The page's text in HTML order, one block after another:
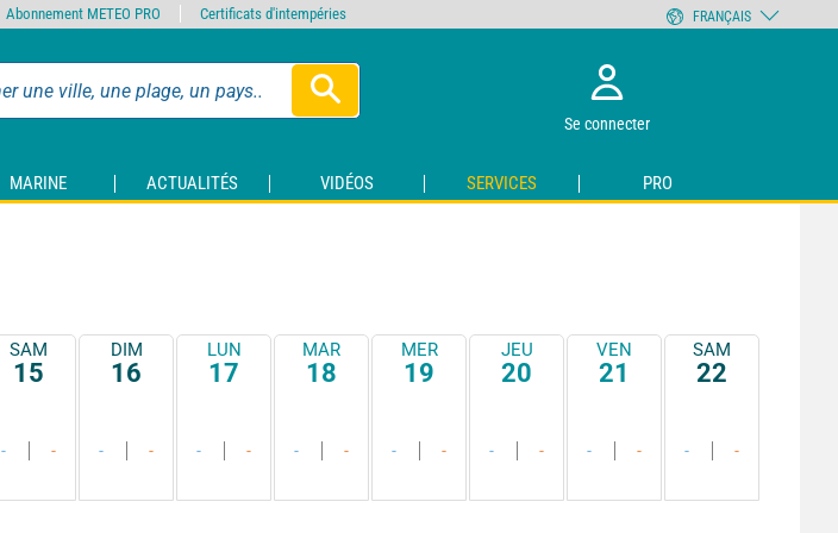
Se connecter
MARINE ACTUALITÉS VIDÉOS SERVICES PRO
SAM
15
- -
DIM
16
- -
LUN
17
- -
MAR
18
- -
MER
19
- -
JEU
20
- -
VEN
21
- -
SAM
22
- -
Abonnement METEO PRO Certificats d'intempéries FRANÇAIS